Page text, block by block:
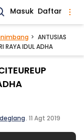
Masuk Daftar
ANTUSIAS
RAYA IDUL ADHA
. 11 Agt 2019